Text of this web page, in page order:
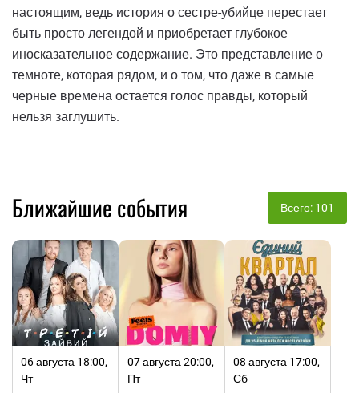
настоящим, ведь история о сестре-убийце перестает
быть просто легендой и приобретает глубокое
иносказательное содержание. Это представление о
темноте, которая рядом, и о том, что даже в самые
черные времена остается голос правды, который
нельзя заглушить.
Ближайшие события Всего: 101
06 августа 18:00,
Чт
07 августа 20:00,
Пт
08 августа 17:00,
Сб